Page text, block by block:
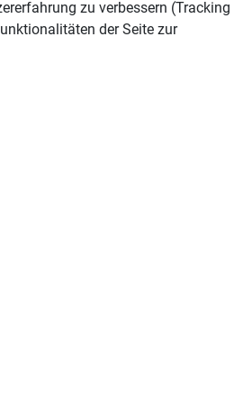
zu verbessern (Tracking
der Seite zur